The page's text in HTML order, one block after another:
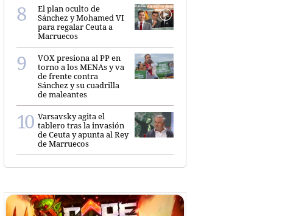
El plan oculto de
Sánchez y Mohamed VI
para regalar Ceuta a
Marruecos
VOX presiona al PP en
torno a los MENAs y va
de frente contra
Sánchez y su cuadrilla
de maleantes
Varsavsky agita el
tablero tras la invasión
de Ceuta y apunta al Rey
de Marruecos